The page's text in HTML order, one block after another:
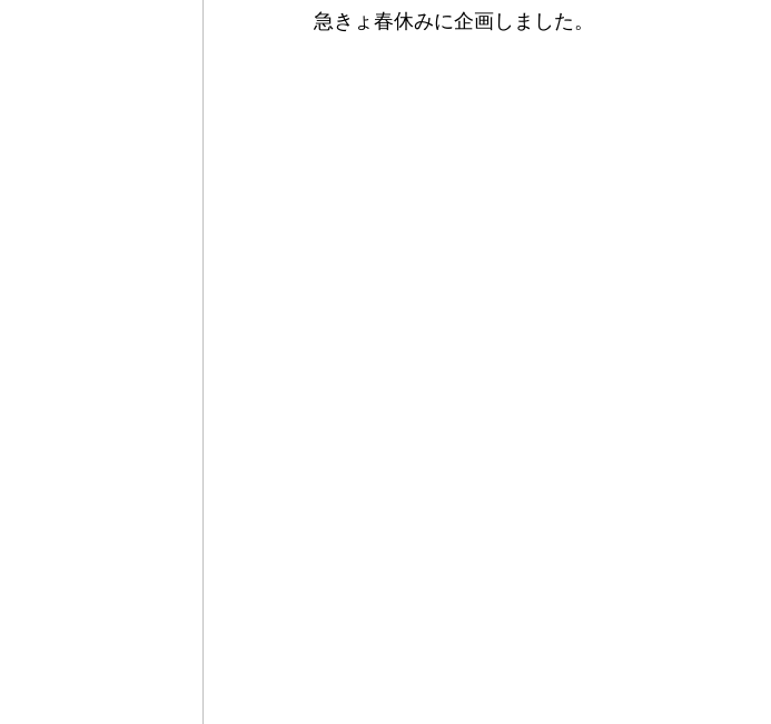
急きょ春休みに企画しました。